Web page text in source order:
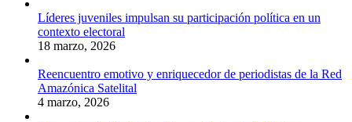
Líderes juveniles impulsan su participación política en un
contexto electoral
18 marzo, 2026
Reencuentro emotivo y enriquecedor de periodistas de la Red
Amazónica Satelital
4 marzo, 2026